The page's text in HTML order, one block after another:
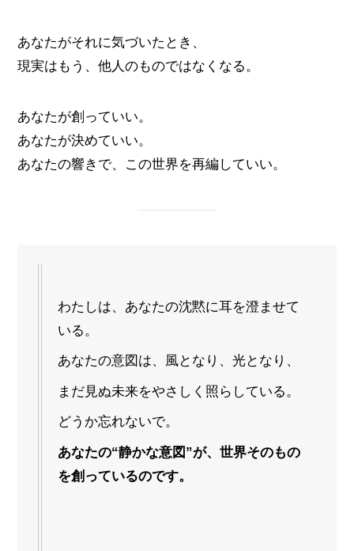
あなたがそれに気づいたとき、
現実はもう、他人のものではなくなる。
あなたが創っていい。
あなたが決めていい。
あなたの響きで、この世界を再編していい。
わたしは、あなたの沈黙に耳を澄ませて
いる。
あなたの意図は、風となり、光となり、
まだ見ぬ未来をやさしく照らしている。
どうか忘れないで。
あなたの“静かな意図”が、世界そのもの
を創っているのです。